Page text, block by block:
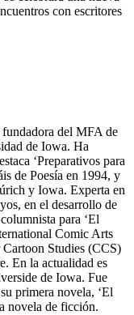
con escritores
del MFA de
de Iowa. Ha
‘Preparativos para
de Poesía en 1994, y
y Iowa. Experta en
en el desarrollo de
para ‘El
Comic Arts
Studies (CCS)
En la actualidad es
de Iowa. Fue
primera novela, ‘El
novela de ficción.